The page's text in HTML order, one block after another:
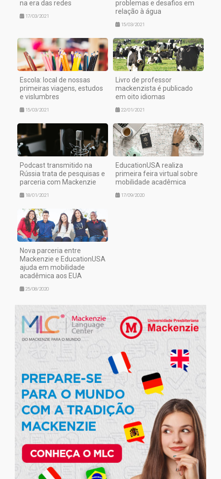
na era das redes
17/03/2021
problemas e desafios em
relação à água
15/03/2021
Escola: local de nossas
primeiras viagens, estudos
e vislumbres
15/03/2021
Livro de professor
mackenzista é publicado
em oito idiomas
22/01/2021
Podcast transmitido na
Rússia trata de pesquisas e
parceria com Mackenzie
18/01/2021
EducationUSA realiza
primeira feira virtual sobre
mobilidade acadêmica
17/09/2020
Nova parceria entre
Mackenzie e EducationUSA
ajuda em mobilidade
acadêmica aos EUA
25/08/2020